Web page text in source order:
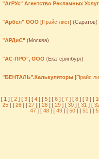
"АгРУс" Агентство Рекламных
"Арбел" ООО [Прайс лист] (Саратов)
"АРДиС" (Москва)
"АС-ПРО", ООО (Екатеринбург)
"БЕНТАЛЬ".Калькуляторы [Прайс
[ 1 ] [ 2 ] [ 3 ] [ 4 ] [ 5 ] [ 6 ] [ 7 ] [ 8 ] [ 9 ] [
25 ] [26 ] [27 ] [28 ] [29 ] [30 ] [31 ] [
47 ] [48 ] [49 ] [50 ] [51 ] [